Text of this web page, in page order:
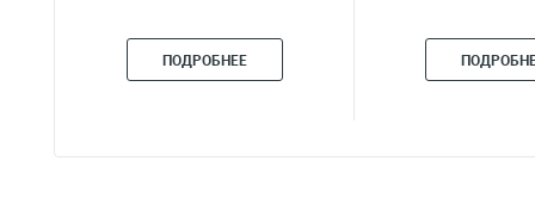
ПОДРОБНЕЕ